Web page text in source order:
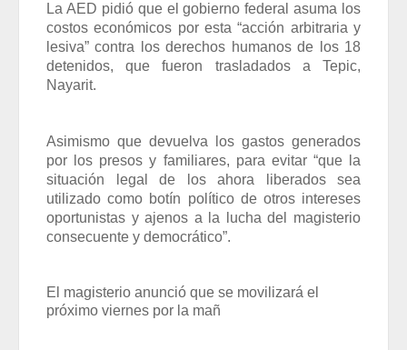
La AED pidió que el gobierno federal asuma los
costos económicos por esta “acción arbitraria y
lesiva” contra los derechos humanos de los 18
detenidos, que fueron trasladados a Tepic,
Nayarit.
Asimismo que devuelva los gastos generados
por los presos y familiares, para evitar “que la
situación legal de los ahora liberados sea
utilizado como botín político de otros intereses
oportunistas y ajenos a la lucha del magisterio
consecuente y democrático”.
El magisterio anunció que se movilizará el
próximo viernes por la mañ